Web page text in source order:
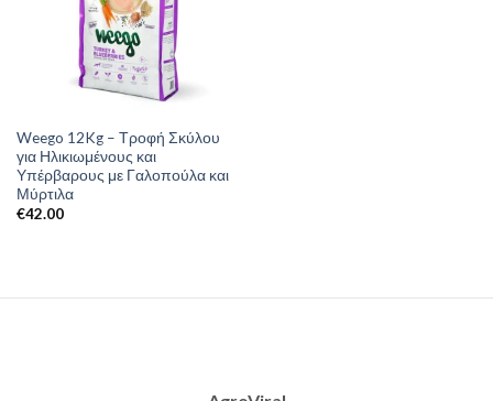
Weego 12Kg – Τροφή Σκύλου
για Ηλικιωμένους και
Υπέρβαρους με Γαλοπούλα και
Μύρτιλα
€42.00